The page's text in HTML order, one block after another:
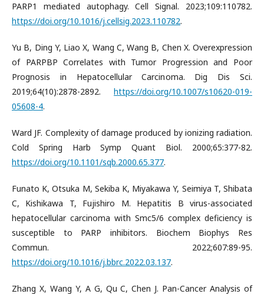
PARP1 mediated autophagy. Cell Signal. 2023;109:110782.
https://doi.org/10.1016/j.cellsig.2023.110782.
Yu B, Ding Y, Liao X, Wang C, Wang B, Chen X. Overexpression
of PARPBP Correlates with Tumor Progression and Poor
Prognosis in Hepatocellular Carcinoma. Dig Dis Sci.
2019;64(10):2878-2892. https://doi.org/10.1007/s10620-019-
05608-4.
Ward JF. Complexity of damage produced by ionizing radiation.
Cold Spring Harb Symp Quant Biol. 2000;65:377-82.
https://doi.org/10.1101/sqb.2000.65.377.
Funato K, Otsuka M, Sekiba K, Miyakawa Y, Seimiya T, Shibata
C, Kishikawa T, Fujishiro M. Hepatitis B virus-associated
hepatocellular carcinoma with Smc5/6 complex deficiency is
susceptible to PARP inhibitors. Biochem Biophys Res
Commun. 2022;607:89-95.
https://doi.org/10.1016/j.bbrc.2022.03.137.
Zhang X, Wang Y, A G, Qu C, Chen J. Pan-Cancer Analysis of